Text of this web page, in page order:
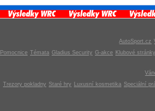
AutoSport.cz
Pomocnice Témata Gladius Security G-akce Klubové stránky
Trezory pokladny Staré hry Luxusní kosmetika Speciální